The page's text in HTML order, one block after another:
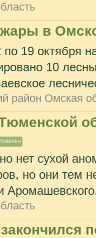
в
19 октября
10
район Омская
нет сухой
но они тем